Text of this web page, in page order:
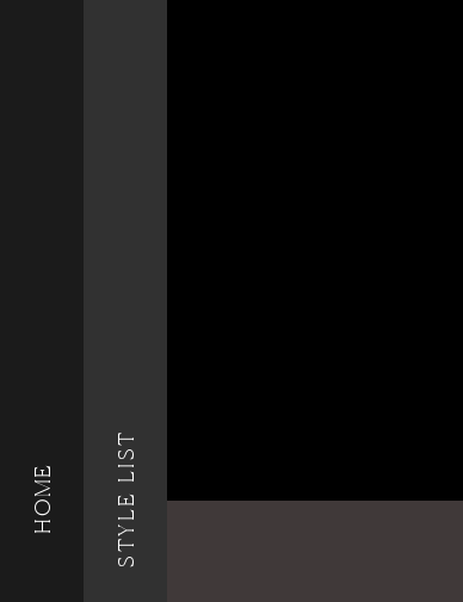
HOME STYLE LIST